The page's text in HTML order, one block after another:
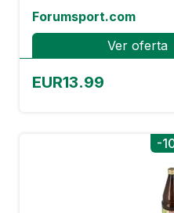
Forumsport.com
Ver oferta
EUR13.99
-